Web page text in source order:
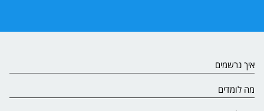
איך נרשמים
מה לומדים